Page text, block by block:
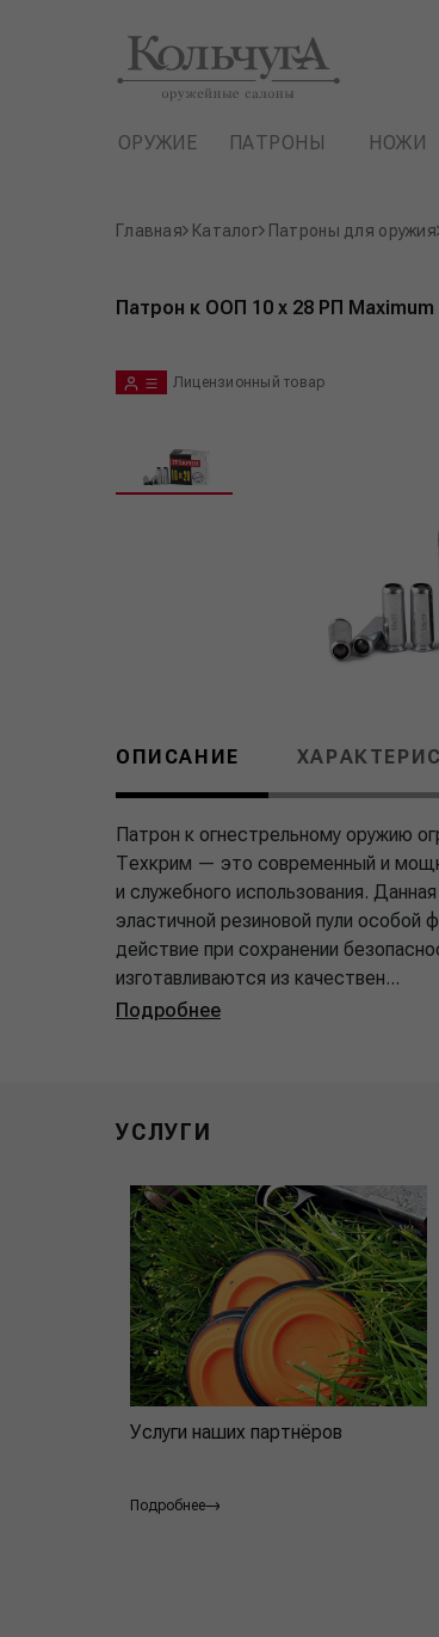
ОРУЖИЕ ПАТРОНЫ НОЖИ
Главная Каталог Патроны для оружия
Патрон к ООП 10 x 28 РП
Лицензионный товар
ОПИСАНИЕ
Патрон к огнестрельному оружию
Техкрим — это современный и
и служебного использования.
эластичной резиновой пули
действие при сохранении
изготавливаются из качествен...
Подробнее
УСЛУГИ
Услуги наших партнёров
Подробнее